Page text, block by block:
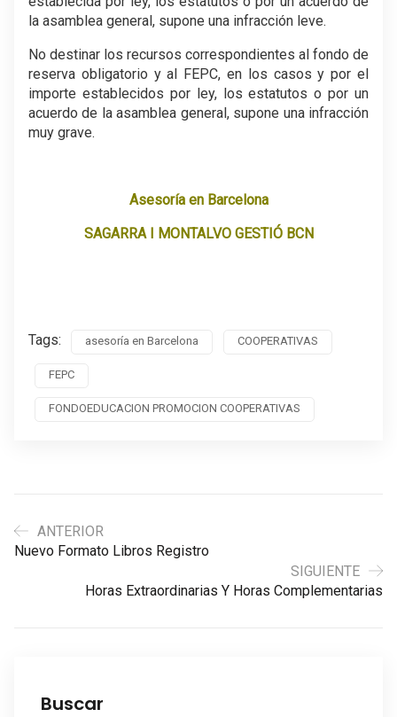
la asamblea general, supone una infracción leve.
No destinar los recursos correspondientes al fondo de
reserva obligatorio y al FEPC, en los casos y por el
importe establecidos por ley, los estatutos o por un
acuerdo de la asamblea general, supone una infracción
muy grave.
Asesoría en Barcelona
SAGARRA I MONTALVO GESTIÓ BCN
Tags: asesoría en Barcelona COOPERATIVAS
FEPC
FONDOEDUCACION PROMOCION COOPERATIVAS
ANTERIOR
Nuevo Formato Libros Registro
SIGUIENTE
Horas Extraordinarias Y Horas Complementarias
Buscar